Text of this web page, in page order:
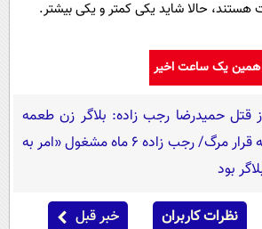
حالا شاید یکی کمتر و یکی بیشتر.
همین یک ساعت اخیر
قتل حمیدرضا رجب زاده: بلاگر زن طعمه
کشاندن مداح به قرار مرگ/ رجب زاده 6 ماه مشغول «امر به
بود
نظرات کاربران خبر قبل